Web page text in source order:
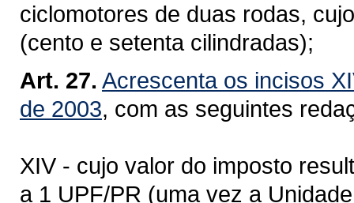
ciclomotores de duas rodas,
(cento e setenta cilindradas);
Art. 27. Acrescenta os incisos
de 2003, com as seguintes
XIV - cujo valor do imposto
a 1 UPF/PR (uma vez a